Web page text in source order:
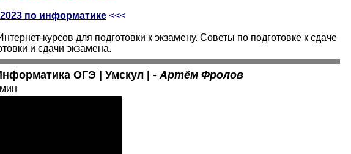
по информатике <<<
курсов для подготовки к экзамену. Советы по подготовке к сдаче
и сдачи экзамена.
ОГЭ | Умскул | -Артём Фролов